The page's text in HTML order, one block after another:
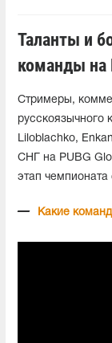
Таланты и
команды на
Стримеры,
русскоязычного
Liloblachko,
СНГ на PUBG
этап чемпионата
Какие